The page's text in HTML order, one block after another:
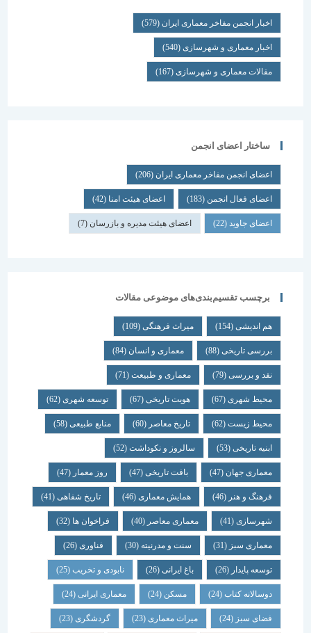
اخبار انجمن مفاخر معماری ایران (579)
اخبار معماری و شهرسازی(540)
مقالات معماری و شهرسازی(167)
ساختار اعضای انجمن
اعضای انجمن مفاخر معماری ایران (206)
اعضای فعال انجمن(183) اعضای هیئت امنا(42)
اعضای جاوید(22) اعضای هیئت مدیره و بازرسان(7)
برچسب تقسیم‌بندی‌های موضوعی مقالات
هم اندیشی (154) میراث فرهنگی (109)
بررسی تاریخی (88) معماری و انسان (84)
نقد و بررسی (79) معماری و طبیعت (71)
محیط شهری(67) هویت تاریخی(67) توسعه شهری(62)
محیط زیست(62) تاریخ معاصر(60) منابع طبیعی(58)
ابنیه تاریخی(53) سالروز و نکوداشت(52)
معماری جهان (47) بافت تاریخی(47) روز معمار(47)
فرهنگ و هنر(46) همایش معماری (46) تاریخ شفاهی (41)
شهرسازی(41) معماری معاصر(40) فراخوان ها (32)
معماری سبز(31) سنت و مدرنیته(30) فناوری (26)
توسعه پایدار(26) باغ ایرانی(26) نابودی و تخریب(25)
دوسالانه کتاب(24) مسکن (24) معماری ایرانی(24)
فضای سبز(24) میراث معماری (23) گردشگری (23)